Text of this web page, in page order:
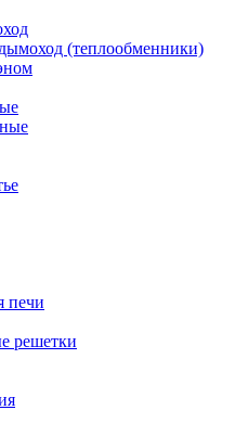
(теплообменники)
печи
решетки